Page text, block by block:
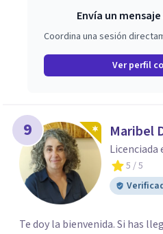
Envía un
Coordina una sesión
Ver perfil
9 Maribel
Licenciada
5 / 5
Te doy la bienvenida. Si has